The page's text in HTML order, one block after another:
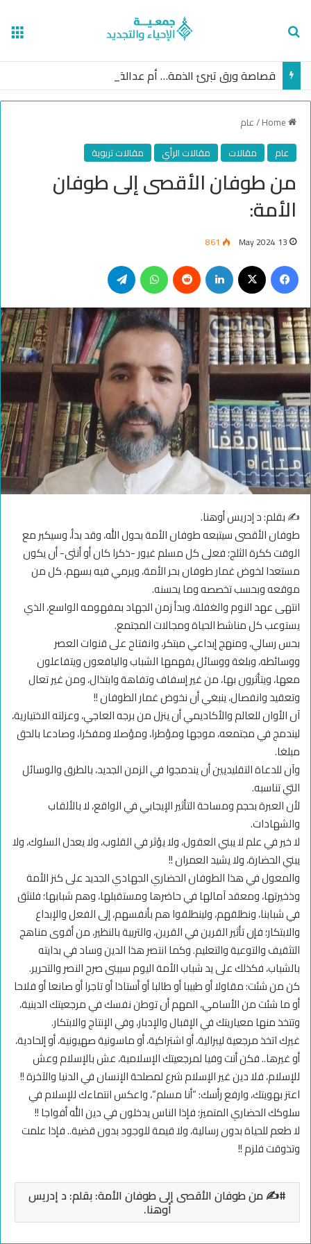
قصاصة ورق تبرئ الذمة… أم عدالة غائبة؟
/عام
عام
مقالات مقالات الرأي مقالات تربوية
من طوفان الأقصى إلى طوفان
الأمة:
13 May 2024
861
Facebook
LinkedIn
Reddit
WhatsApp
✍️ بقلم: د إدريس أوهنا.
طوفان الأقصى سيتبعه طوفان الأمة بحول الله، وقد بدأ، وسيكبر مع
الوقت ككرة الثلج؛ فعلى كل مسلم غيور -ذكرا كان أو أنثى- أن يكون
مستعدا لخوض غمار طوفان بحر الأمة، ويرمي فيه بسهم، كل من
موقعه وبحسب تخصصه وما يحسنه.
انتهى عهد النوم والغفلة، وبدأ زمن الجهاد بمفهومه الواسع، الذي
يستوعب كل مناشط الحياة ومجالات المجتمع.
بحس رسالي، ومنهج إبداعي مبتكر، وانفتاح على قنوات العصر
ووسائطه، وبلغة ووسائل يفهمها الشباب واليافعون ويتفاعلون
معها، ويتأثرون بها، من غير إسفاف وتفاهة وابتذال، ومن غير تعال
وتعقيد وانفصال، ينبغي أن نخوض غمار الطوفان !!
آن الأوان للعالم والأكاديمي أن ينزل من برجه العاجي، وعزلته الاختيارية،
ليندمج في مجتمعه، موجها ومؤطرا، ومؤصلا ومفكرا، وصادعا بالحق
مبلغا.
وآن للدعاة التقليديين أن يندمجوا في الزمن الجديد، بالطرق والوسائل
التي تناسبه.
لأن العبرة بحجم ومساحة التأثير الإيجابي في الواقع، لا بالألقاب
والشهادات.
لا خير في علم لا يبني العقول، ولا يؤثر في القلوب، ولا يعدل السلوك، ولا
يبني الحضارة، ولا يشيد العمران !!
والمعول في هذا الطوفان الحضاري الجهادي الجديد على كنز الأمة
وذخيرتها، ومعقد آمالها في حاضرها ومستقبلها، وهم شبابها؛ فلنثق
في شبابنا، ونطلقهم، ولينطلقوا هم بأنفسهم، إلى الفعل والإبداع
والابتكار؛ فإن تأثير القرين في القرين، والتربية بالنظير، من أقوى مناهج
التثقيف والتوعية والتعليم. وكما انتصر هذا الدين وساد في بدايته
بالشباب، فكذلك على يد شباب الأمة اليوم سيبنى صرح النصر والتحرير.
كن من شئت: مقاولا أو طبيبا أو طالبا أو أستاذا أو تاجرا أو صانعا أو فلاحا
أو ما شئت من الأسامي، المهم أن توطن نفسك في مرجعيتك الدينية،
وتتخذ منها معياريتك في الإقبال والإدبار، وفي الإنتاج والابتكار.
غيرك اتخذ مرجعية ليبرالية، أو اشتراكية، أو ماسونية صهيونية، أو إلحادية،
أو غيرها.. فكن أنت وفيا لمرجعيتك الإسلامية، عش بالإسلام وعش
للإسلام، فلا دين غير الإسلام شرع لمصلحة الإنسان في الدنيا والآخرة !!
اعتز بهويتك، وارفع رأسك: “أنا مسلم”، واعكس انتماءك للإسلام في
سلوكك الحضاري المتميز؛ فإذا الناس يدخلون في دين الله أفواجا !!
لا طعم للحياة بدون رسالية، ولا قيمة للوجود بدون قضية.. فإذا علمت
وتذوقت فلزم !!
✍️ من طوفان الأقصى إلى طوفان الأمة: بقلم: د إدريس
أوهنا.